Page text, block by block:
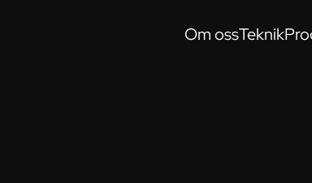
Om ossTeknik